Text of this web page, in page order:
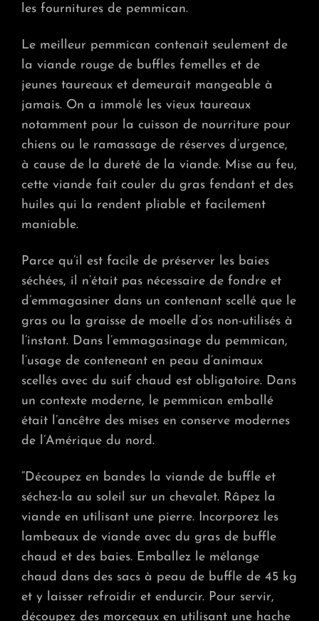
les fournitures de pemmican.
Le meilleur pemmican contenait seulement de
la viande rouge de buffles femelles et de
jeunes taureaux et demeurait mangeable à
jamais. On a immolé les vieux taureaux
notamment pour la cuisson de nourriture pour
chiens ou le ramassage de réserves d’urgence,
à cause de la dureté de la viande. Mise au feu,
cette viande fait couler du gras fendant et des
huiles qui la rendent pliable et facilement
maniable.
Parce qu’il est facile de préserver les baies
séchées, il n’était pas nécessaire de fondre et
d’emmagasiner dans un contenant scellé que le
gras ou la graisse de moelle d’os non-utilisés à
l’instant. Dans l’emmagasinage du pemmican,
l’usage de conteneant en peau d’animaux
scellés avec du suif chaud est obligatoire. Dans
un contexte moderne, le pemmican emballé
était l’ancêtre des mises en conserve modernes
de l’Amérique du nord.
“Découpez en bandes la viande de buffle et
séchez-la au soleil sur un chevalet. Râpez la
viande en utilisant une pierre. Incorporez les
lambeaux de viande avec du gras de buffle
chaud et des baies. Emballez le mélange
chaud dans des sacs à peau de buffle de 45 kg
et y laisser refroidir et endurcir. Pour servir,
découpez des morceaux en utilisant une hache